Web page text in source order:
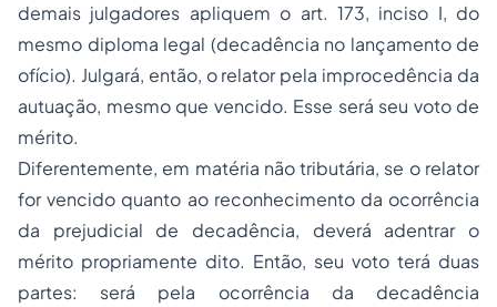
demais julgadores apliquem o art. 173, inciso I, do
mesmo diploma legal (decadência no lançamento de
ofício). Julgará, então, o relator pela improcedência da
autuação, mesmo que vencido. Esse será seu voto de
mérito.
Diferentemente, em matéria não tributária, se o relator
for vencido quanto ao reconhecimento da ocorrência
da prejudicial de decadência, deverá adentrar o
mérito propriamente dito. Então, seu voto terá duas
partes: será pela ocorrência da decadência